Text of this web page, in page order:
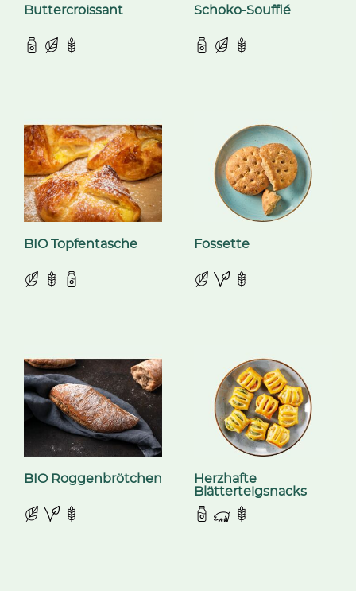
Buttercroissant Schoko-Soufflé
BIO Topfentasche Fossette
BIO Roggenbrötchen
Herzhafte
Blätterteigsnacks